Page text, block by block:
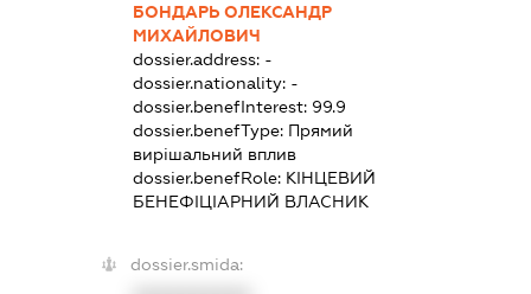
БОНДАРЬ ОЛЕКСАНДР
МИХАЙЛОВИЧ
dossier.address: -
dossier.nationality: -
dossier.benefInterest: 99.9
dossier.benefType: Прямий
вирішальний вплив
dossier.benefRole: КІНЦЕВИЙ
БЕНЕФІЦІАРНИЙ ВЛАСНИК
dossier.smida: